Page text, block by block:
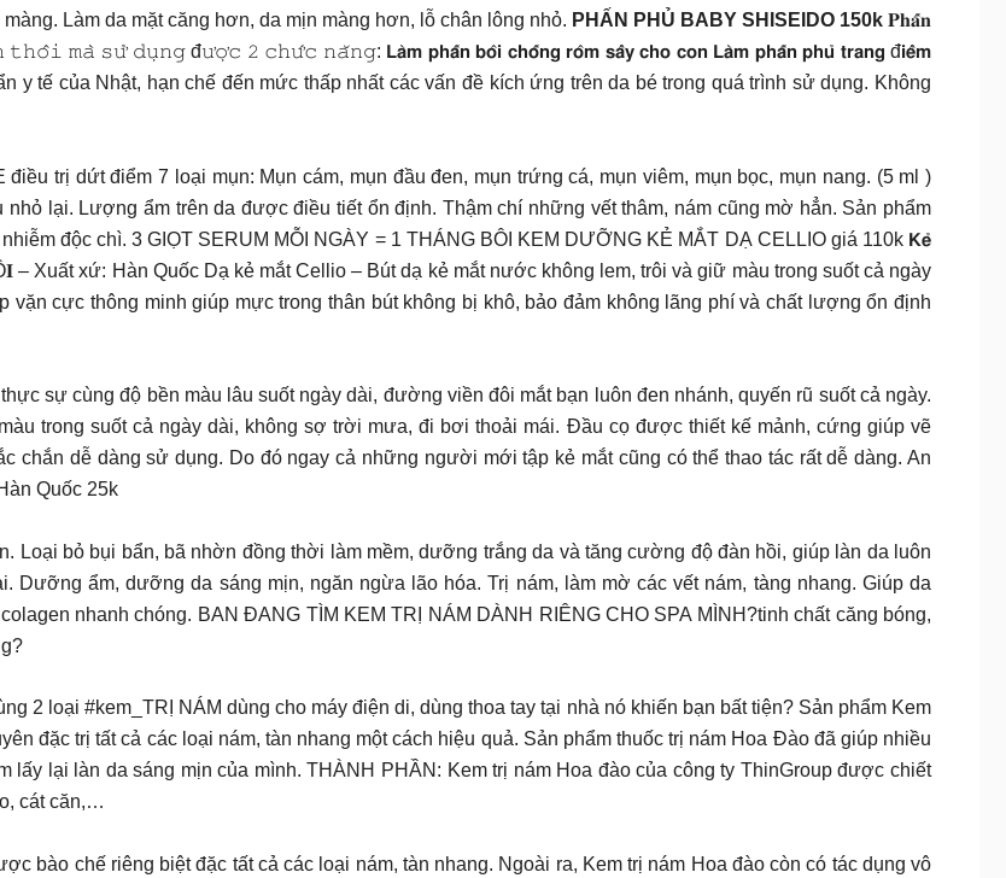
Làm da mặt căng hơn, da mịn màng hơn, lỗ chân lông nhỏ. PHẤN PHỦ BABY SHISEIDO 150k 𝐏𝐡𝐚̂́𝐧
𝚖𝚊̀ 𝚜𝚞̛̉ 𝚍𝚞̣𝚗𝚐 đ𝚞̛𝚘̛̣𝚌 𝟸 𝚌𝚑𝚞̛́𝚌 𝚗𝚊̆𝚗𝚐: 𝗟𝗮̀𝗺 𝗽𝗵𝗮̂́𝗻 𝗯𝗼̂𝗶 𝗰𝗵𝗼̂́𝗻𝗴 𝗿𝗼̂𝗺 𝘀𝗮̂̉𝘆 𝗰𝗵𝗼 𝗰𝗼𝗻 𝗟𝗮̀𝗺 𝗽𝗵𝗮̂́𝗻 𝗽𝗵𝘂̉ 𝘁𝗿𝗮𝗻𝗴 đ𝗶𝗲̂̉𝗺
y tế của Nhật, hạn chế đến mức thấp nhất các vấn đề kích ứng trên da bé trong quá trình sử dụng. Không
dứt điểm 7 loại mụn: Mụn cám, mụn đầu đen, mụn trứng cá, mụn viêm, mụn bọc, mụn nang. (5 ml )
nhỏ lại. Lượng ẩm trên da được điều tiết ổn định. Thậm chí những vết thâm, nám cũng mờ hẳn. Sản phẩm
độc chì. 3 GIỌT SERUM MỖI NGÀY = 1 THÁNG BÔI KEM DƯỠNG KẺ MẮT DẠ CELLIO giá 110k 𝗞𝗲̉
– Xuất xứ: Hàn Quốc Dạ kẻ mắt Cellio – Bút dạ kẻ mắt nước không lem, trôi và giữ màu trong suốt cả ngày
cực thông minh giúp mực trong thân bút không bị khô, bảo đảm không lãng phí và chất lượng ổn định
sự cùng độ bền màu lâu suốt ngày dài, đường viền đôi mắt bạn luôn đen nhánh, quyến rũ suốt cả ngày.
trong suốt cả ngày dài, không sợ trời mưa, đi bơi thoải mái. Đầu cọ được thiết kế mảnh, cứng giúp vẽ
chắn dễ dàng sử dụng. Do đó ngay cả những người mới tập kẻ mắt cũng có thể thao tác rất dễ dàng. An
Quốc 25k
Loại bỏ bụi bẩn, bã nhờn đồng thời làm mềm, dưỡng trắng da và tăng cường độ đàn hồi, giúp làn da luôn
ẩm, dưỡng da sáng mịn, ngăn ngừa lão hóa. Trị nám, làm mờ các vết nám, tàng nhang. Giúp da
nhanh chóng. BAN ĐANG TÌM KEM TRỊ NÁM DÀNH RIÊNG CHO SPA MÌNH?tinh chất căng bóng,
2 loại #kem_TRỊ NÁM dùng cho máy điện di, dùng thoa tay tại nhà nó khiến bạn bất tiện? Sản phẩm Kem
đặc trị tất cả các loại nám, tàn nhang một cách hiệu quả. Sản phẩm thuốc trị nám Hoa Đào đã giúp nhiều
lấy lại làn da sáng mịn của mình. THÀNH PHẦN: Kem trị nám Hoa đào của công ty ThinGroup được chiết
cát căn,…
bào chế riêng biệt đặc tất cả các loại nám, tàn nhang. Ngoài ra, Kem trị nám Hoa đào còn có tác dụng vô